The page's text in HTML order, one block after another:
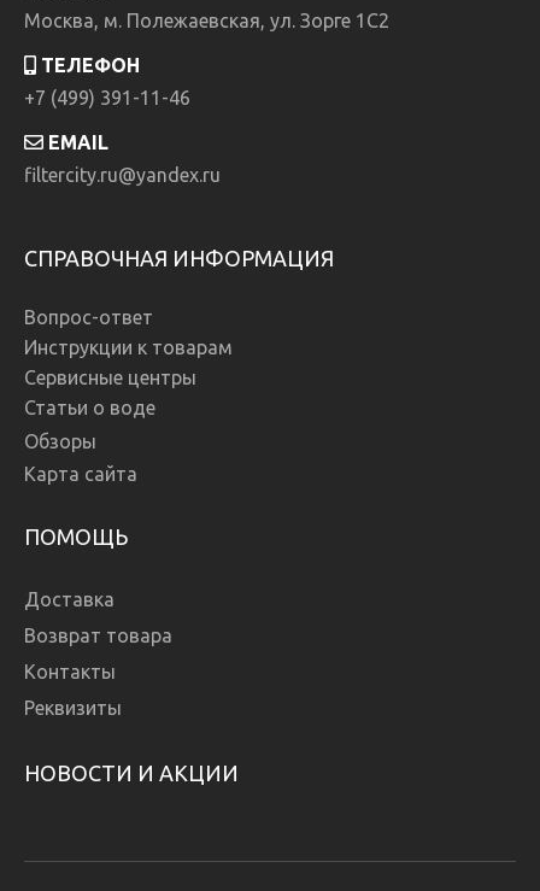
Москва, м. Полежаевская, ул. Зорге 1C2
ТЕЛЕФОН
+7 (499) 391-11-46
EMAIL
filtercity.ru@yandex.ru
СПРАВОЧНАЯ ИНФОРМАЦИЯ
Вопрос-ответ
Инструкции к товарам
Сервисные центры
Статьи о воде
Обзоры
Карта сайта
ПОМОЩЬ
Доставка
Возврат товара
Контакты
Реквизиты
НОВОСТИ И АКЦИИ